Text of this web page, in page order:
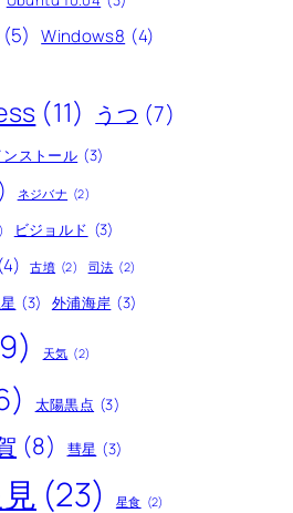
(5) Windows8 (4)
(11) うつ (7)
ンストール (3)
ネジバナ (2)
ビジョルド (3)
(4) 古墳 (2) 司法 (2)
(3) 外浦海岸 (3)
天気 (2)
太陽黒点 (3)
(8) 彗星 (3)
(23) 星食 (2)